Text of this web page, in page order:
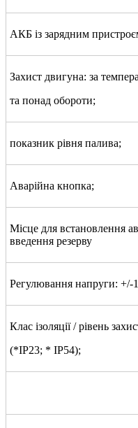
АКБ із зарядним
Захист двигуна: за
та понад обороти;
показник рівня палива;
Аварійна кнопка;
Місце для встановлення
введення резерву
Регулювання напруги: +/-
Клас ізоляції / рівень
(*IP23; * IP54);